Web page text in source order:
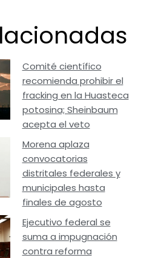
Comité científico
recomienda prohibir el
fracking en la Huasteca
potosina; Sheinbaum
acepta el veto
Morena aplaza
convocatorias
distritales federales y
municipales hasta
finales de agosto
Ejecutivo federal se
suma a impugnación
contra reforma